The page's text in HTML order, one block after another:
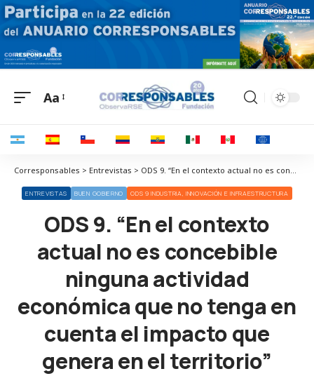
Aa
Corresponsables > Entrevistas > ODS 9. “En el contexto actual no es concebible ninguna actividad económica que no tenga en cuenta el impacto que genera en el territorio”
ENTREVISTAS BUEN GOBIERNO ODS 9 INDUSTRIA, INNOVACIÓN E INFRAESTRUCTURA
ODS 9. “En el contexto
actual no es concebible
ninguna actividad
económica que no tenga en
cuenta el impacto que
genera en el territorio”